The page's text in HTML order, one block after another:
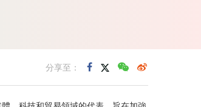
分享至：